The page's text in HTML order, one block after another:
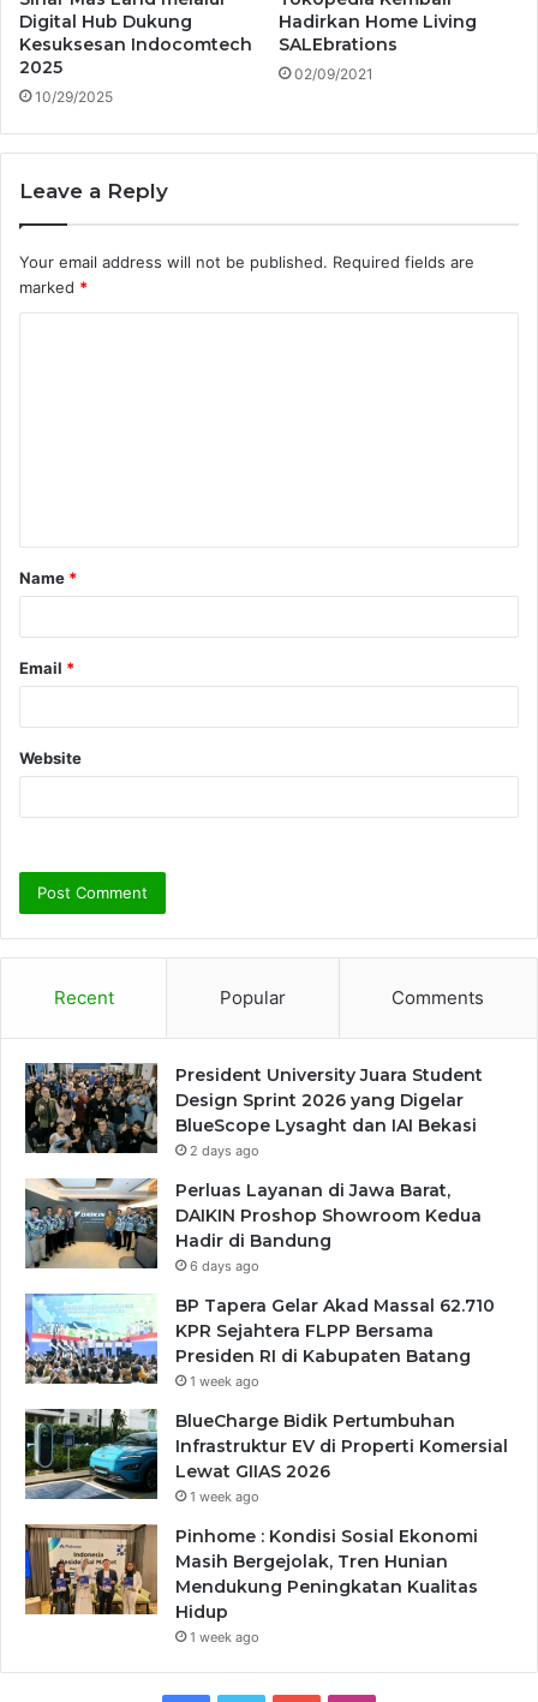
Digital Hub Dukung
Kesuksesan Indocomtech
2025
10/29/2025
Hadirkan Home Living
SALEbrations
02/09/2021
Leave a Reply
Your email address will not be published. Required fields are
marked *
t
*
Name *
Email *
Website
Recent Popular Comments
President University Juara Student
Design Sprint 2026 yang Digelar
BlueScope Lysaght dan IAI Bekasi
2 days ago
Perluas Layanan di Jawa Barat,
DAIKIN Proshop Showroom Kedua
Hadir di Bandung
6 days ago
BP Tapera Gelar Akad Massal 62.710
KPR Sejahtera FLPP Bersama
Presiden RI di Kabupaten Batang
1 week ago
BlueCharge Bidik Pertumbuhan
Infrastruktur EV di Properti Komersial
Lewat GIIAS 2026
1 week ago
Pinhome : Kondisi Sosial Ekonomi
Masih Bergejolak, Tren Hunian
Mendukung Peningkatan Kualitas
Hidup
1 week ago